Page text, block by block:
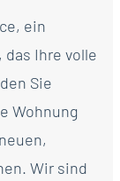
ein
Ihre volle
Sie
Wohnung
Wir sind